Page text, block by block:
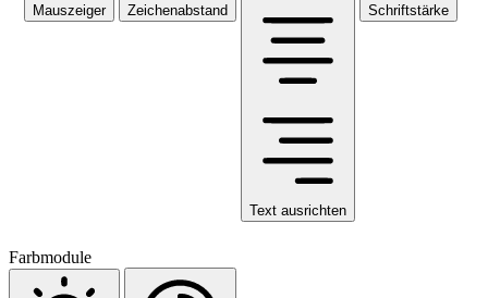
Mauszeiger Zeichenabstand
Text ausrichten
Schriftstärke
Farbmodule